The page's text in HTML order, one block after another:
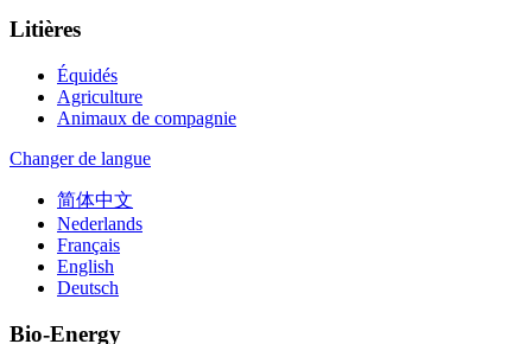
Litières
Équidés
Agriculture
Animaux de compagnie
Changer de langue
简体中文
Nederlands
Français
English
Deutsch
Bio-Energy